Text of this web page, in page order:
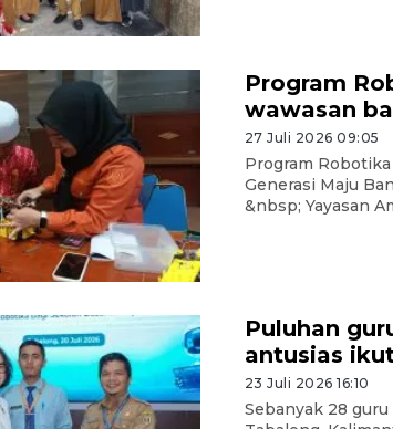
Program
wawasan
27 Juli 2026 09:05
Program
Generasi Maju
&nbsp; Yayasan
Puluhan
antusias
23 Juli 2026 16:10
Sebanyak 28